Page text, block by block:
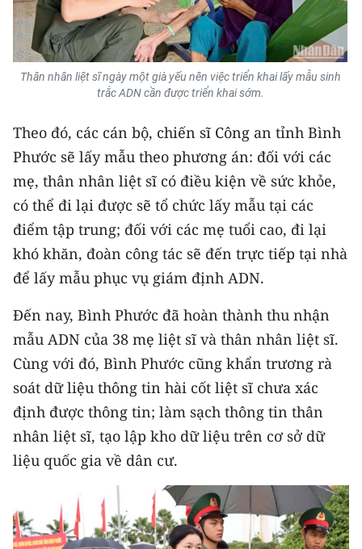
Media Y tế
Media Khoa học - Công nghệ
Media Môi trường
Infographic
TIN MỚI
TIN ĐỊA PHƯƠNG
Trung du và miền núi phía Bắc
Đồng bằng sông Hồng
Bắc Trung Bộ
Duyên hải Nam Trung Bộ và Tây
Nguyên
Đông Nam Bộ
Đồng bằng sông Cửu Long
Chuyên trang Hà Nội
Thân nhân liệt sĩ ngày một già yếu nên việc triển khai lấy mẫu sinh
trắc ADN cần được triển khai sớm.
Theo đó, các cán bộ, chiến sĩ Công an tỉnh Bình
Phước sẽ lấy mẫu theo phương án: đối với các
mẹ, thân nhân liệt sĩ có điều kiện về sức khỏe,
có thể đi lại được sẽ tổ chức lấy mẫu tại các
điểm tập trung; đối với các mẹ tuổi cao, đi lại
khó khăn, đoàn công tác sẽ đến trực tiếp tại nhà
để lấy mẫu phục vụ giám định ADN.
Đến nay, Bình Phước đã hoàn thành thu nhận
mẫu ADN của 38 mẹ liệt sĩ và thân nhân liệt sĩ.
Cùng với đó, Bình Phước cũng khẩn trương rà
soát dữ liệu thông tin hài cốt liệt sĩ chưa xác
định được thông tin; làm sạch thông tin thân
nhân liệt sĩ, tạo lập kho dữ liệu trên cơ sở dữ
liệu quốc gia về dân cư.